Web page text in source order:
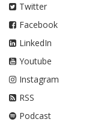
Twitter
Facebook
LinkedIn
Youtube
Instagram
RSS
Podcast